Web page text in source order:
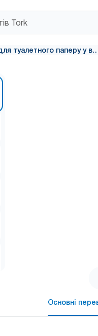
Диспенсери для туалетного
Основні